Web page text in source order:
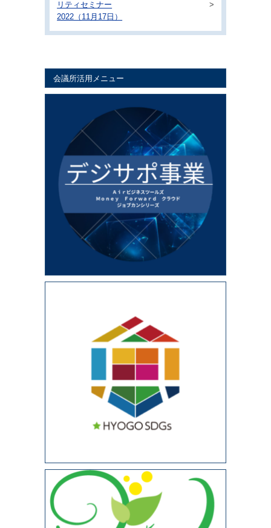
リティセミナー
2022（11月17日）
>
会議所活用メニュー